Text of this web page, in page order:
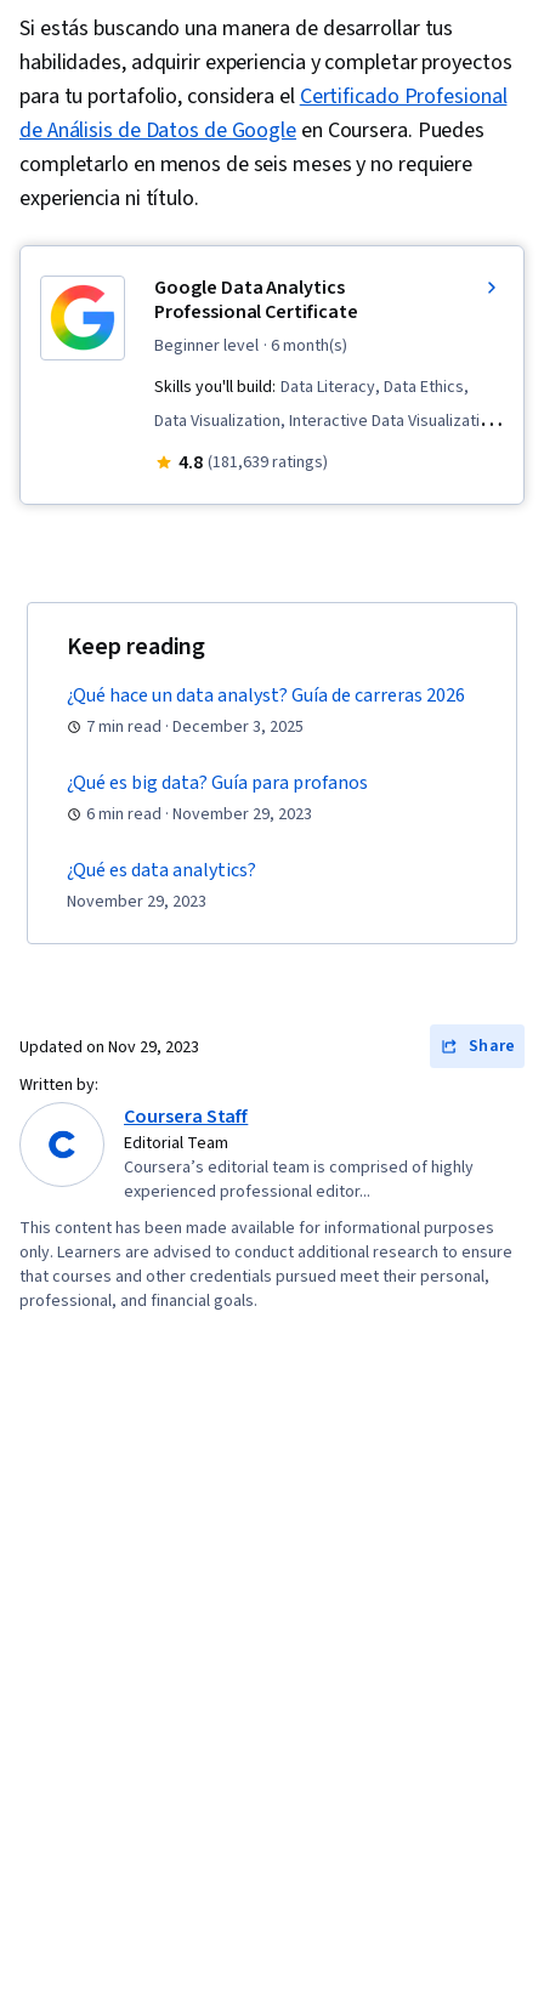
Si estás buscando una manera de desarrollar tus
habilidades, adquirir experiencia y completar proyectos
para tu portafolio, considera elCertificado Profesional
de Análisis de Datos de Google en Coursera. Puedes
completarlo en menos de seis meses y no requiere
experiencia ni título.
Google Data Analytics
Professional Certificate
beginner level · 6 month(s)
Skills you'll build: Data Literacy, Data Ethics,
Data Visualization, Interactive Data Visualization,
Data Validation, Spreadsheet Software, R
Presence, Sampling (Statistics), Rmarkdown,
SQL, Analytical Skills, Data-Driven Decision-
Making, Data Sharing, Data Visualization
Software, Data Manipulation, Data Quality, Data
Transformation, Data Integrity, Sample Size
Determination, Python Programming, NumPy,
Pandas (Python Package), Scripting, Computer
Professional Development, Stakeholder
Stakeholder Engagement, Quantitative
Research, Expectation Management, Problem
Solving, Relational Databases, Data Security,
File Management, Data Collection, Unstructured
Data, Metadata Management, Data Storage,
Databases, Google Sheets, Data Access, Excel
4.8 (181,639 ratings)
Keep reading
¿Qué hace un data analyst? Guía de carreras 2026
7 min read · December 3, 2025
¿Qué es big data? Guía para profanos
6 min read · November 29, 2023
¿Qué es data analytics?
November 29, 2023
Updated on Nov 29, 2023
Share
Written by:
Coursera Staff
Editorial Team
Coursera’s editorial team is comprised of highly
experienced professional editor...
This content has been made available for informational purposes
only. Learners are advised to conduct additional research to ensure
that courses and other credentials pursued meet their personal,
professional, and financial goals.